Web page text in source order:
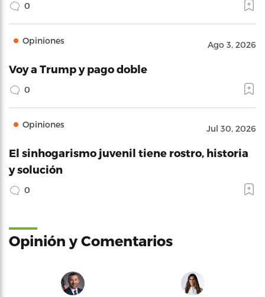
0
Opiniones Ago 3, 2026
Voy a Trump y pago doble
0
Opiniones Jul 30, 2026
El sinhogarismo juvenil tiene rostro, historia
y solución
0
Opinión y Comentarios